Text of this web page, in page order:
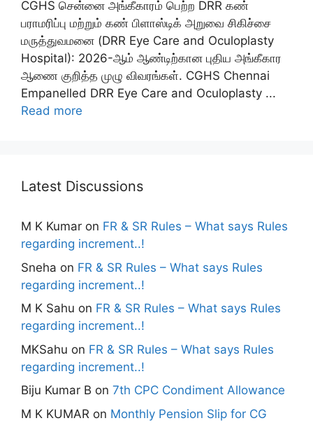
CGHS சென்னை அங்கீகாரம் பெற்ற DRR கண்
பராமரிப்பு மற்றும் கண் பிளாஸ்டிக் அறுவை சிகிச்சை
மருத்துவமனை (DRR Eye Care and Oculoplasty
Hospital): 2026-ஆம் ஆண்டிற்கான புதிய அங்கீகார
ஆணை குறித்த முழு விவரங்கள். CGHS Chennai
Empanelled DRR Eye Care and Oculoplasty ...
Read more
Latest Discussions
M K Kumar on FR & SR Rules – What says Rules
regarding increment..!
Sneha on FR & SR Rules – What says Rules
regarding increment..!
M K Sahu on FR & SR Rules – What says Rules
regarding increment..!
MKSahu on FR & SR Rules – What says Rules
regarding increment..!
Biju Kumar B on 7th CPC Condiment Allowance
M K KUMAR on Monthly Pension Slip for CG